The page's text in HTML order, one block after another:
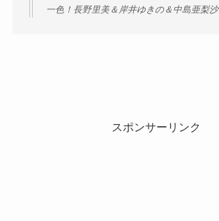
一色！長野里美＆岸井ゆきの＆中島亜梨沙
スポンサーリンク